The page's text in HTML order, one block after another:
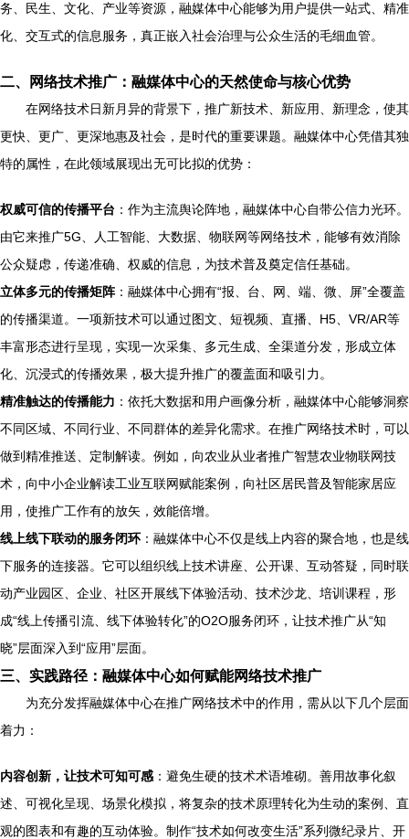
务、民生、文化、产业等资源，融媒体中心能够为用户提供一站式、精准
化、交互式的信息服务，真正嵌入社会治理与公众生活的毛细血管。
二、网络技术推广：融媒体中心的天然使命与核心优势
在网络技术日新月异的背景下，推广新技术、新应用、新理念，使其
更快、更广、更深地惠及社会，是时代的重要课题。融媒体中心凭借其独
特的属性，在此领域展现出无可比拟的优势：
权威可信的传播平台 ：作为主流舆论阵地，融媒体中心自带公信力光环。
由它来推广5G、人工智能、大数据、物联网等网络技术，能够有效消除
公众疑虑，传递准确、权威的信息，为技术普及奠定信任基础。
立体多元的传播矩阵 ：融媒体中心拥有“报、台、网、端、微、屏”全覆盖
的传播渠道。一项新技术可以通过图文、短视频、直播、H5、VR/AR等
丰富形态进行呈现，实现一次采集、多元生成、全渠道分发，形成立体
化、沉浸式的传播效果，极大提升推广的覆盖面和吸引力。
精准触达的传播能力 ：依托大数据和用户画像分析，融媒体中心能够洞察
不同区域、不同行业、不同群体的差异化需求。在推广网络技术时，可以
做到精准推送、定制解读。例如，向农业从业者推广智慧农业物联网技
术，向中小企业解读工业互联网赋能案例，向社区居民普及智能家居应
用，使推广工作有的放矢，效能倍增。
线上线下联动的服务闭环：融媒体中心不仅是线上内容的聚合地，也是线
下服务的连接器。它可以组织线上技术讲座、公开课、互动答疑，同时联
动产业园区、企业、社区开展线下体验活动、技术沙龙、培训课程，形
成“线上传播引流、线下体验转化”的O2O服务闭环，让技术推广从“知
晓”层面深入到“应用”层面。
三、实践路径：融媒体中心如何赋能网络技术推广
为充分发挥融媒体中心在推广网络技术中的作用，需从以下几个层面
着力：
内容创新，让技术可知可感 ：避免生硬的技术术语堆砌。善用故事化叙
述、可视化呈现、场景化模拟，将复杂的技术原理转化为生动的案例、直
观的图表和有趣的互动体验。制作“技术如何改变生活”系列微纪录片、开